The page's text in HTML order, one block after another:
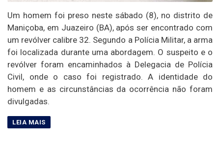
Um homem foi preso neste sábado (8), no distrito de
Maniçoba, em Juazeiro (BA), após ser encontrado com
um revólver calibre 32. Segundo a Polícia Militar, a arma
foi localizada durante uma abordagem. O suspeito e o
revólver foram encaminhados à Delegacia de Polícia
Civil, onde o caso foi registrado. A identidade do
homem e as circunstâncias da ocorrência não foram
divulgadas.